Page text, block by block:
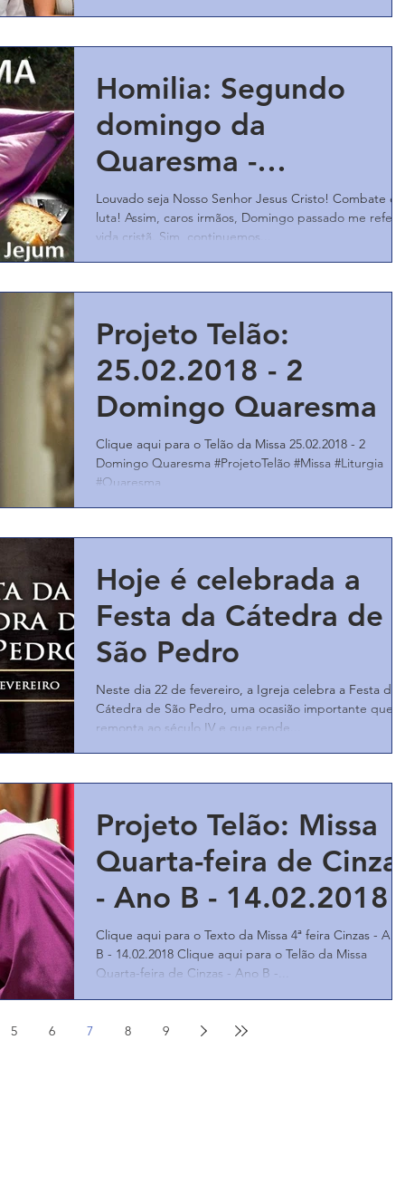
Homilia: Segundo
domingo da
Quaresma -
25/02/2018 - Ano B
Louvado seja Nosso Senhor Jesus Cristo! Combate e
luta! Assim, caros irmãos, Domingo passado me referi
vida cristã. Sim, continuemos...
Projeto Telão:
25.02.2018 - 2
Domingo Quaresma
Clique aqui para o Telão da Missa 25.02.2018 - 2
Domingo Quaresma #ProjetoTelão #Missa #Liturgia
#Quaresma
Hoje é celebrada a
Festa da Cátedra de
São Pedro
Neste dia 22 de fevereiro, a Igreja celebra a Festa da
Cátedra de São Pedro, uma ocasião importante que
remonta ao século IV e que rende...
Projeto Telão: Missa
Quarta-feira de
- Ano B - 14.02.2018
Clique aqui para o Texto da Missa 4ª feira Cinzas - Ano
B - 14.02.2018 Clique aqui para o Telão da Missa
Quarta-feira de Cinzas - Ano B -...
5 6 7 8 9